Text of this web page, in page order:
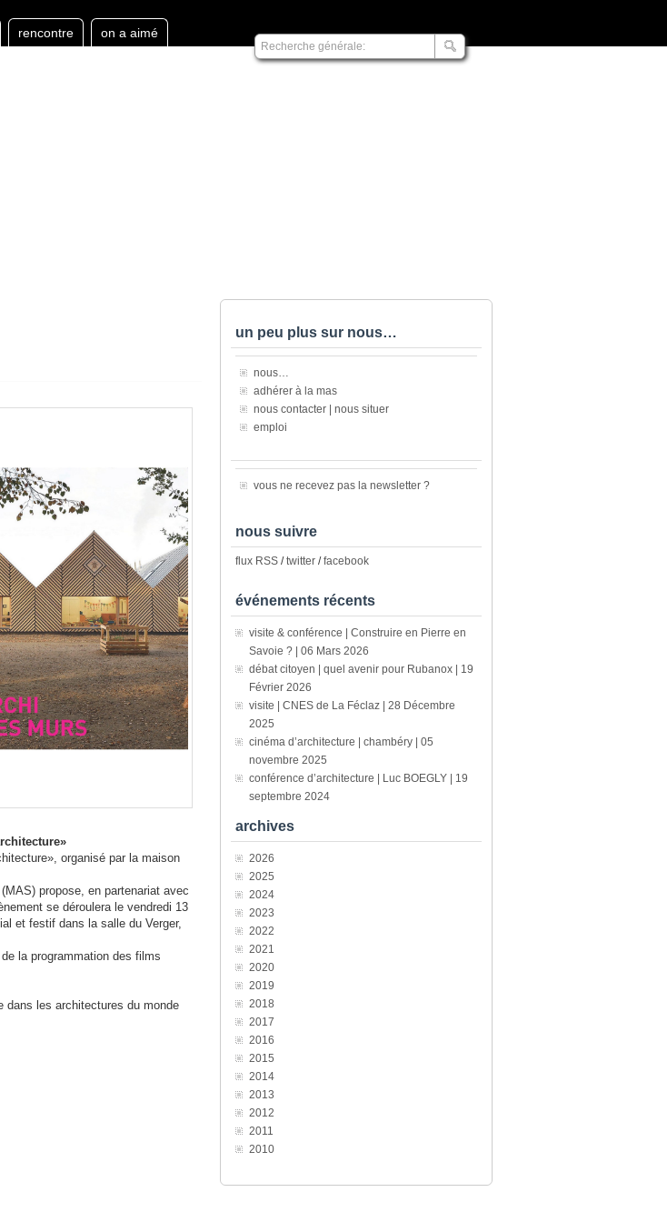
rencontre on a aimé
organisé par la maison
propose, en partenariat avec
se déroulera le vendredi 13
et festif dans la salle du Verger,
la programmation des films
dans les architectures du monde
un peu plus sur nous…
nous…
adhérer à la mas
nous contacter | nous situer
emploi
vous ne recevez pas la newsletter ?
nous suivre
flux RSS /twitter /facebook
événements récents
visite & conférence | Construire en Pierre en
Savoie ? | 06 Mars 2026
débat citoyen | quel avenir pour Rubanox | 19
Février 2026
visite | CNES de La Féclaz | 28 Décembre
2025
cinéma d’architecture | chambéry | 05
novembre 2025
conférence d’architecture | Luc BOEGLY | 19
septembre 2024
archives
2026
2025
2024
2023
2022
2021
2020
2019
2018
2017
2016
2015
2014
2013
2012
2011
2010